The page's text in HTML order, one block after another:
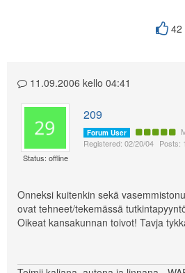
42
11.09.2006 kello 04:41
Status: offline
209
Forum User
Registered: 02/20/04 Posts:
Onneksi kuitenkin sekä
ovat tehneet/tekemässä
Oikeat kansakunnan toivot! Tavja